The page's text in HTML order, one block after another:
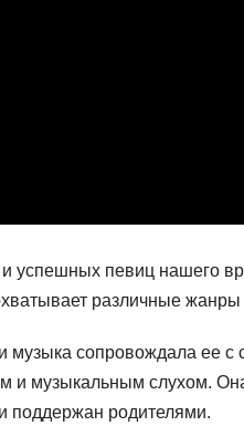
успешных певиц нашего
различные
сопровождала ее с
и музыкальным слухом.
поддержан родителями.